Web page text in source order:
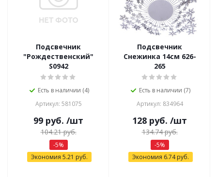
Подсвечник
"Рождественский"
S0942
Есть в наличии (4)
Артикул: 581075
99 руб. /шт
104.21руб.
-5%
Экономия 5.21 руб.
Подсвечник
Снежинка 14см 626-
265
Есть в наличии (7)
Артикул: 834964
128 руб. /шт
134.74руб.
-5%
Экономия 6.74руб.